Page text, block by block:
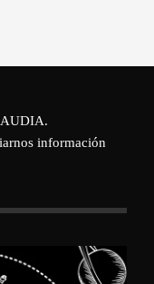
.
información